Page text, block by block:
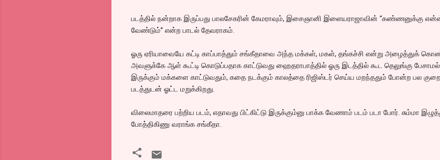
படத்தில் நன்றாக இருப்பது பாலசேகரின் கேமராவும், இசைஞானி இளையராஜாவின் “கண்ணனுக்கு
வேண்டும்” என்ற பாடல் தேவராகம்.
ஓரு ஏரியாவையே கட்டி காப்பாத்தும் சங்கீதாவை அந்த மக்கள், மகள், தங்கச்சி என்று அழைத்துக்
அவளுக்கே ஆள் கூட்டி கொடுப்பதாக காட்டுவது ஹைதராபாத்தில் ஓரு இடத்தில் கூட தெலுங்கு பேசாமல்
இருக்கும் மக்களை காட்டுவதும், கதை நடக்கும் காலத்தை ரிஜிஸ்டர் செய்ய மறந்ததும் போன்ற பல
படத்துடன் ஓட்ட மறுக்கிறது.
விலைமாதரை பற்றிய படம், எதாவது பிட்கிட்டு இருக்கும்னு பாக்க வேணாம் படம் படா போர். சும்மா
போத்திகிணு வராங்க சங்கீதா.